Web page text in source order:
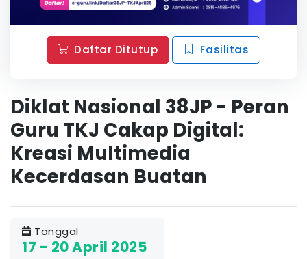
Daftar Ditutup Fasilitas
Diklat Nasional 38JP - Peran
Guru TKJ Cakap Digital:
Kreasi Multimedia
Kecerdasan Buatan
Tanggal
17 - 20 April 2025